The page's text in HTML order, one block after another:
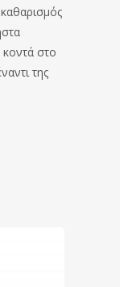
στο
της